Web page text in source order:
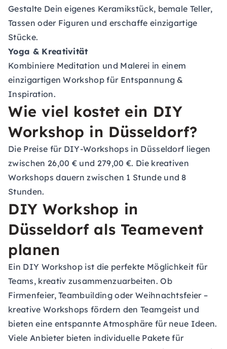
Gestalte Dein eigenes Keramikstück, bemale Teller,
Tassen oder Figuren und erschaffe einzigartige
Stücke.
Yoga & Kreativität
Kombiniere Meditation und Malerei in einem
einzigartigen Workshop für Entspannung &
Inspiration.
Wie viel kostet ein DIY
Workshop in Düsseldorf?
Die Preise für DIY-Workshops in Düsseldorf liegen
zwischen 26,00 € und 279,00 €. Die kreativen
Workshops dauern zwischen 1 Stunde und 8
Stunden.
DIY Workshop in
Düsseldorf als Teamevent
planen
Ein DIY Workshop ist die perfekte Möglichkeit für
Teams, kreativ zusammenzuarbeiten. Ob
Firmenfeier, Teambuilding oder Weihnachtsfeier –
kreative Workshops fördern den Teamgeist und
bieten eine entspannte Atmosphäre für neue Ideen.
Viele Anbieter bieten individuelle Pakete für